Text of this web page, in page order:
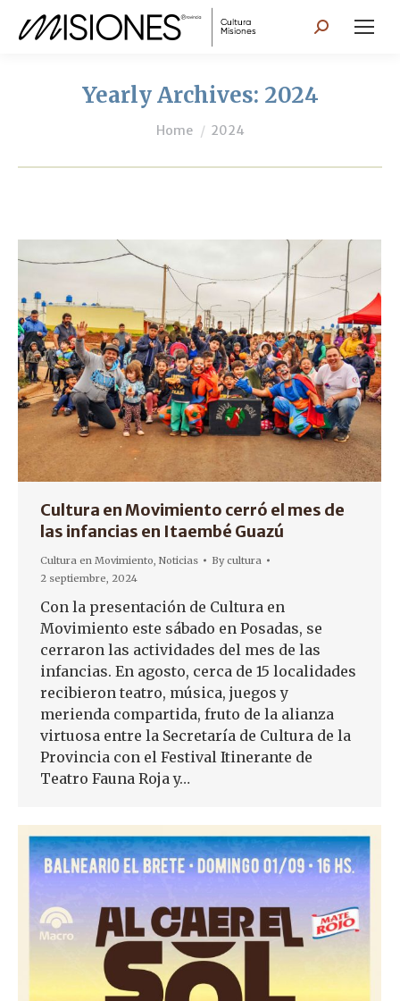
Search:
Yearly Archives: 2024
You are here:
Home 2024
Cultura en Movimiento cerró el mes de
las infancias en Itaembé Guazú
Cultura en Movimiento, Noticias Bycultura
2 septiembre, 2024
Con la presentación de Cultura en
Movimiento este sábado en Posadas, se
cerraron las actividades del mes de las
infancias. En agosto, cerca de 15 localidades
recibieron teatro, música, juegos y
merienda compartida, fruto de la alianza
virtuosa entre la Secretaría de Cultura de la
Provincia con el Festival Itinerante de
Teatro Fauna Roja y…